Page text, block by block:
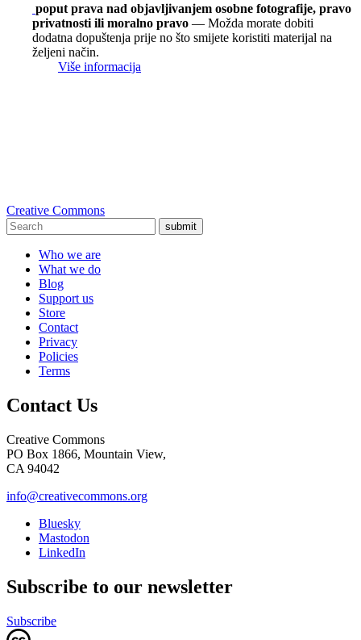
poput prava nad objavljivanjem osobne fotografije, pravo
privatnosti ili moralno pravo — Možda morate dobiti
dodatna dopuštenja prije no što smijete koristiti materijal na
željeni način.
Više informacija
Creative Commons
submit
Who we are
What we do
Blog
Support us
Store
Contact
Privacy
Policies
Terms
Contact Us
Creative Commons
PO Box 1866, Mountain View,
CA 94042
info@creativecommons.org
Bluesky
Mastodon
LinkedIn
Subscribe to our newsletter
Subscribe